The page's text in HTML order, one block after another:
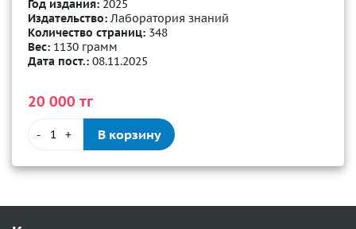
Год издания: 2025
Издательство: Лаборатория знаний
Количество страниц: 348
Вес: 1130 грамм
Дата пост.: 08.11.2025
20 000 тг
- + В корзину